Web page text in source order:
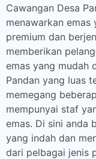
Cawangan Desa
menawarkan
premium dan
memberikan
emas yang mudah
Pandan yang luas
memegang
mempunyai staf
emas. Di sini anda
yang indah dan
dari pelbagai jenis